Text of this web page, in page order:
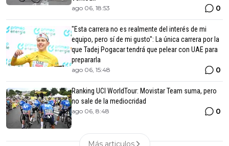
ago 06, 18:53 0
"Esta carrera no es realmente del interés de mi
equipo, pero sí de mi gusto": La única carrera por la
que Tadej Pogacar tendrá que pelear con UAE para
prepararla
ago 06, 15:48 0
Ranking UCI WorldTour: Movistar Team suma, pero
no sale de la mediocridad
ago 06, 8:48 0
Más articulos